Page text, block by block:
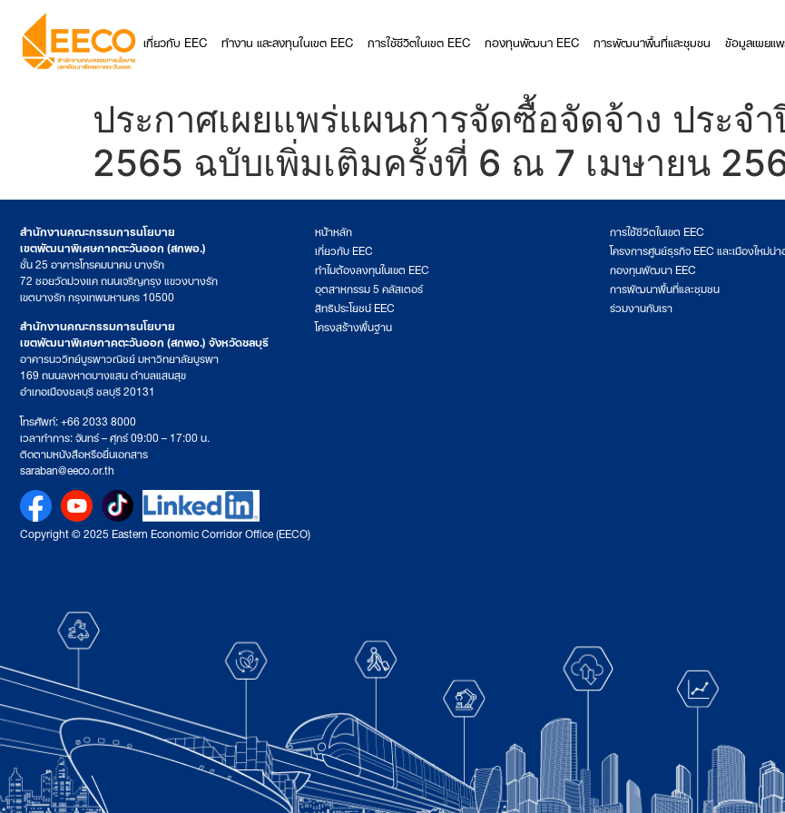
เกี่ยวกับ EEC ทำงาน และลงทุนในเขต EEC การใช้ชีวิตในเขต EEC กองทุนพัฒนา EEC การพัฒนาพื้นที่และชุมชน ข้อมูลเผยแ
ประกาศเผยแพร่แผนการจัดซื้อจัดจ้าง ประจ
2565 ฉบับเพิ่มเติมครั้งที่ 6 ณ 7 เมษายน
สำนักงานคณะกรรมการนโยบาย
เขตพัฒนาพิเศษภาคตะวันออก (สกพอ.)
ชั้น 25 อาคารโทรคมนาคม บางรัก
72 ซอยวัดม่วงแค ถนนเจริญกรุง แขวงบางรัก
เขตบางรัก กรุงเทพมหานคร 10500
สำนักงานคณะกรรมการนโยบาย
เขตพัฒนาพิเศษภาคตะวันออก (สกพอ.) จังหวัดชลบุรี
อาคารนววิทย์บูรพาวณิชย์ มหาวิทยาลัยบูรพา
169 ถนนลงหาดบางแสน ตำบลแสนสุข
อำเภอเมืองชลบุรี ชลบุรี 20131
โทรศัพท์: +66 2033 8000
เวลาทำการ: จันทร์ – ศุกร์ 09:00 – 17:00 น.
ติดตามหนังสือหรือยื่นเอกสาร
saraban@eeco.or.th
หน้าหลัก
เกี่ยวกับ EEC
ทำไมต้องลงทุนในเขต EEC
อุตสาหกรรม 5 คลัสเตอร์
สิทธิประโยชน์ EEC
โครงสร้างพื้นฐาน
การใช้ชีวิตในเขต EEC
โครงการศูนย์ธุรกิจ EEC และเมืองใหม่น่
กองทุนพัฒนา EEC
การพัฒนาพื้นที่และชุมชน
ร่วมงานกับเรา
Copyright © 2025 Eastern Economic Corridor Office (EECO)